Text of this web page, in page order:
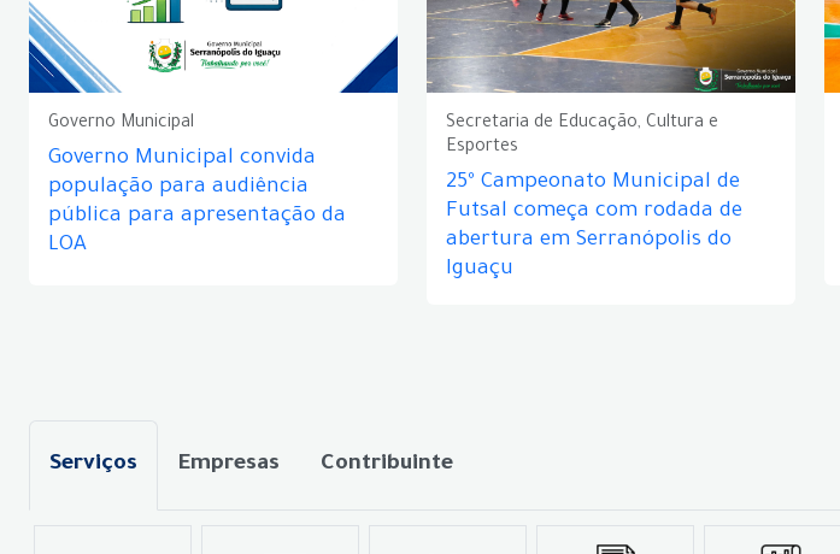
Governo Municipal
Governo Municipal convida
população para audiência
pública para apresentação da
LOA
Secretaria de Educação, Cultura e
Esportes
25º Campeonato Municipal de
Futsal começa com rodada de
abertura em Serranópolis do
Iguaçu
Serviços Empresas Contribuinte